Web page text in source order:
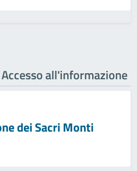
all'informazione
dei Sacri Monti